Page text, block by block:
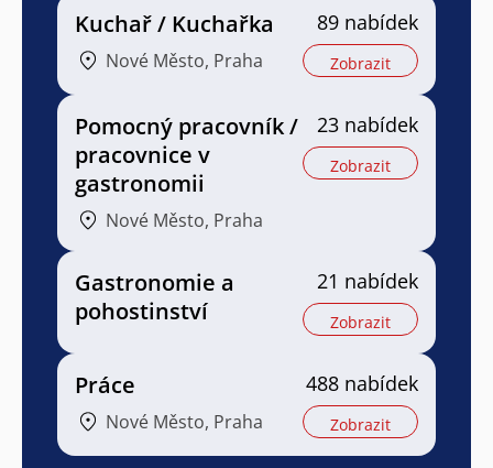
Kuchař / Kuchařka
Nové Město, Praha
89 nabídek
Zobrazit
Pomocný pracovník /
pracovnice v
gastronomii
Nové Město, Praha
23 nabídek
Zobrazit
Gastronomie a
pohostinství
21 nabídek
Zobrazit
Práce
Nové Město, Praha
488 nabídek
Zobrazit